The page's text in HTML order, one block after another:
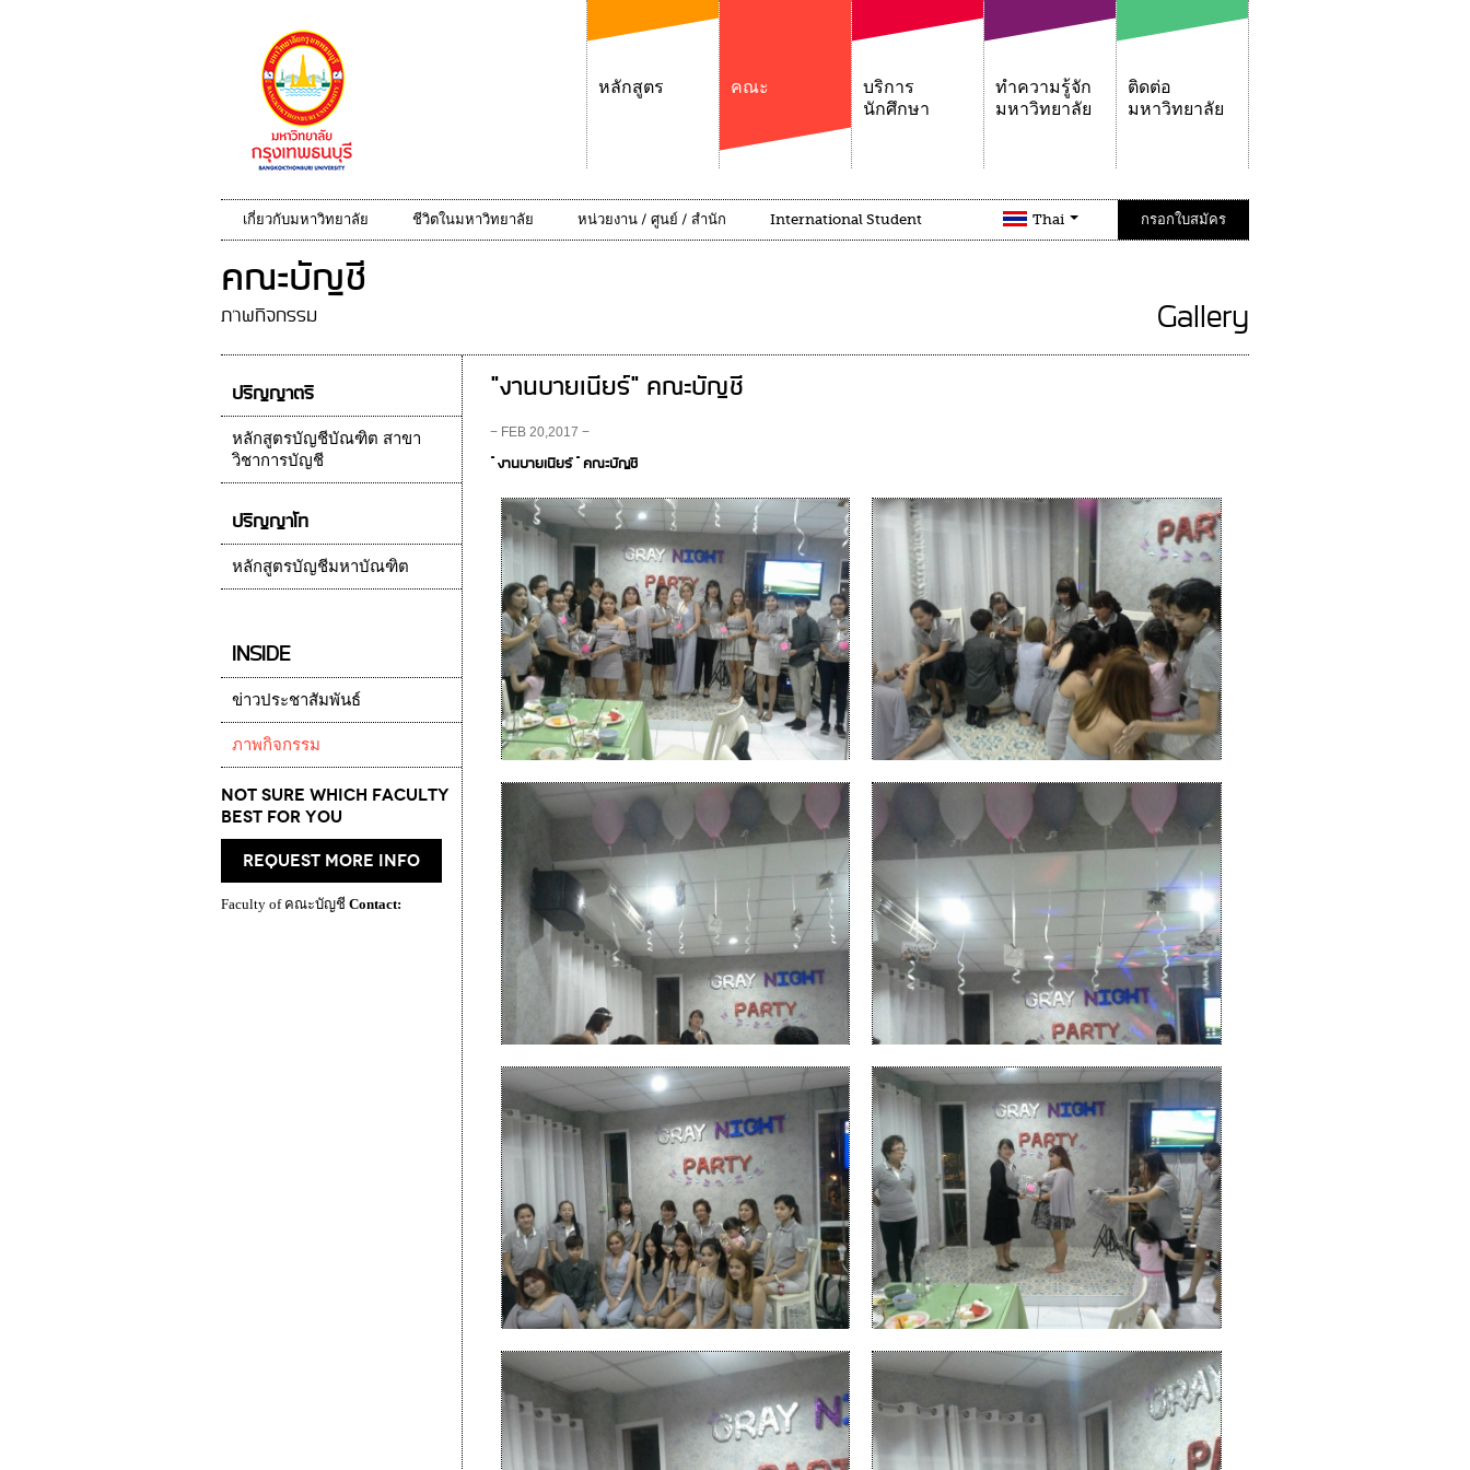
หลักสูตร คณะ
บริการ
นักศึกษา
ทำความรู้จัก
มหาวิทยาลัย
ติดต่อ
มหาวิทยาลัย
เกี่ยวกับมหาวิทยาลัย ชีวิตในมหาวิทยาลัย หน่วยงาน / ศูนย์ / สำนัก International Student Thai กรอกใบสมัคร
คณะบัญชี
ภาพกิจกรรม Gallery
ปริญญาตรี
หลักสูตรบัญชีบัณฑิต สาขา
วิชาการบัญชี
ปริญญาโท
หลักสูตรบัญชีมหาบัณฑิต
INSIDE
ข่าวประชาสัมพันธ์
ภาพกิจกรรม
Not Sure which Faculty
best for you
request more info
Faculty of คณะบัญชี Contact:
"งานบายเนียร์" คณะบัญชี
− FEB 20,2017 −
" งานบายเนียร์ " คณะบัญชี